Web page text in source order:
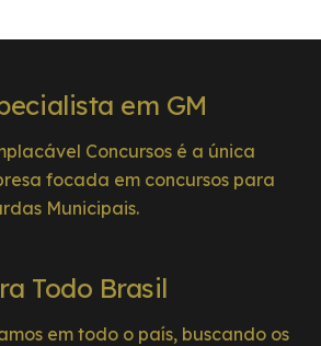
em GM
Concursos é a única
focada em concursos para
Municipais.
Todo Brasil
em todo o país, buscando os